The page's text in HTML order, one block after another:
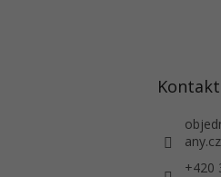
Kontakt
any.cz
+420